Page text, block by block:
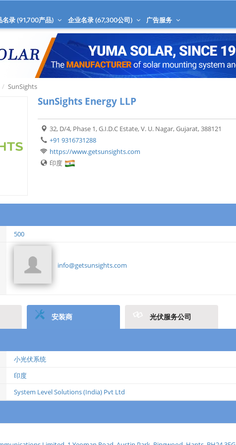
名录 (91,700产品) 企业名录 (67,300公司) 广告服务
SunSights
SunSights Energy LLP
32, D/4, Phase 1, G.I.D.C Estate, V. U. Nagar, Gujarat, 388121
+91 9316731288
https://www.getsunsights.com
印度
500
info@getsunsights.com
安装商 光伏服务公司
小光伏系统
印度
System Level Solutions (India) Pvt Ltd